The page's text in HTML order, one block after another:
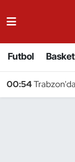
Futbol
00:54
Badminton